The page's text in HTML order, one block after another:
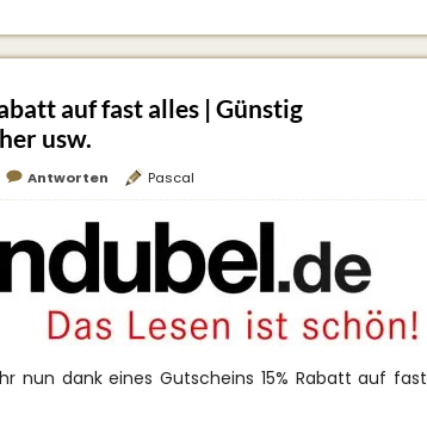
auf fast alles | Günstig
usw.
Antworten Pascal
nun dank eines Gutscheins 15% Rabatt auf fast